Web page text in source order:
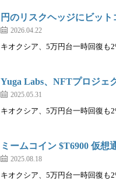
円のリスクヘッジにビッ
2026.04.22
キオクシア、5万円台一時回復
Yuga Labs、NFTプロジェ
2025.05.31
キオクシア、5万円台一時回復
ミームコイン $T6900 仮想
2025.08.18
キオクシア、5万円台一時回復